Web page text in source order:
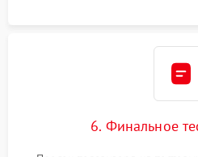
6. Финальное